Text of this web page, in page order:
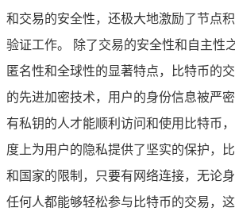
和交易的安全性，还极大地激励了节点
验证工作。 除了交易的安全性和自主性
匿名性和全球性的显著特点，比特币的
的先进加密技术，用户的身份信息被严
有私钥的人才能顺利访问和使用比特币
度上为用户的隐私提供了坚实的保护，
和国家的限制，只要有网络连接，无论
任何人都能够轻松参与比特币的交易，